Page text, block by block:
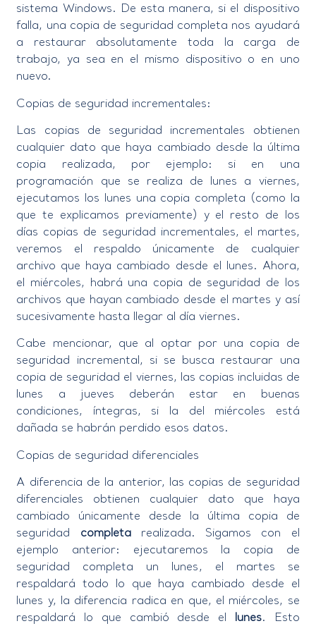
sistema Windows. De esta manera, si el dispositivo
falla, una copia de seguridad completa nos ayudará
a restaurar absolutamente toda la carga de
trabajo, ya sea en el mismo dispositivo o en uno
nuevo.
Copias de seguridad incrementales:
Las copias de seguridad incrementales obtienen
cualquier dato que haya cambiado desde la última
copia realizada, por ejemplo: si en una
programación que se realiza de lunes a viernes,
ejecutamos los lunes una copia completa (como la
que te explicamos previamente) y el resto de los
días copias de seguridad incrementales, el martes,
veremos el respaldo únicamente de cualquier
archivo que haya cambiado desde el lunes. Ahora,
el miércoles, habrá una copia de seguridad de los
archivos que hayan cambiado desde el martes y así
sucesivamente hasta llegar al día viernes.
Cabe mencionar, que al optar por una copia de
seguridad incremental, si se busca restaurar una
copia de seguridad el viernes, las copias incluidas de
lunes a jueves deberán estar en buenas
condiciones, íntegras, si la del miércoles está
dañada se habrán perdido esos datos.
Copias de seguridad diferenciales
A diferencia de la anterior, las copias de seguridad
diferenciales obtienen cualquier dato que haya
cambiado únicamente desde la última copia de
seguridad completarealizada. Sigamos con el
ejemplo anterior: ejecutaremos la copia de
seguridad completa un lunes, el martes se
respaldará todo lo que haya cambiado desde el
lunes y, la diferencia radica en que, el miércoles, se
respaldará lo que cambió desde el lunes. Esto